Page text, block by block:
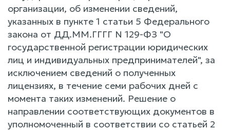
организации, об изменении сведений,
указанных в пункте 1 статьи 5 Федерального
закона от ДД.ММ.ГГГГ N 129-ФЗ "О
государственной регистрации юридических
лиц и индивидуальных предпринимателей", за
исключением сведений о полученных
лицензиях, в течение семи рабочих дней с
момента таких изменений. Решение о
направлении соответствующих документов в
уполномоченный в соответствии со статьей 2